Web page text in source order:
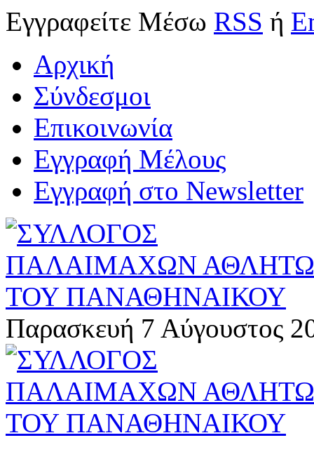
Εγγραφείτε Μέσω RSS ή
Αρχική
Σύνδεσμοι
Επικοινωνία
Εγγραφή Μέλους
Εγγραφή στο Newsletter
Παρασκευή 7 Αύγουστος